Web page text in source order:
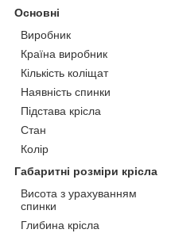
Основні
Виробник
Країна виробник
Кількість коліщат
Наявність спинки
Підстава крісла
Стан
Колір
Габаритні розміри крісла
Висота з урахуванням
спинки
Глибина крісла